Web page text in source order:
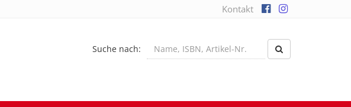
Kontakt
Suche nach: